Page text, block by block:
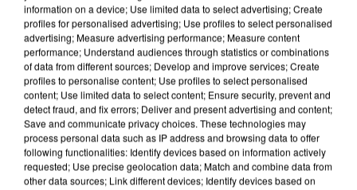
APRÈS TOUTES CES CANICULES, LES REFUGES
information on a device; Use limited data to select advertising; Create
profiles for personalised advertising; Use profiles to select personalised
advertising; Measure advertising performance; Measure content
performance; Understand audiences through statistics or combinations
of data from different sources; Develop and improve services; Create
profiles to personalise content; Use profiles to select personalised
content; Use limited data to select content; Ensure security, prevent and
detect fraud, and fix errors; Deliver and present advertising and content;
Save and communicate privacy choices. These technologies may
process personal data such as IP address and browsing data to offer
following functionalities: Identify devices based on information actively
requested; Use precise geolocation data; Match and combine data from
other data sources; Link different devices; Identify devices based on